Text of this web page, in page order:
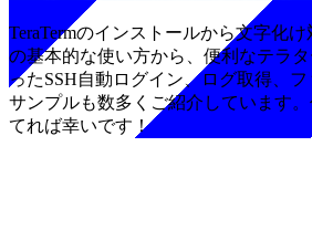
TeraTermのインストールから文字化
の基本的な使い方から、便利なテラ
ったSSH自動ログイン、ログ取得、
サンプルも数多くご紹介しています
てれば幸いです！